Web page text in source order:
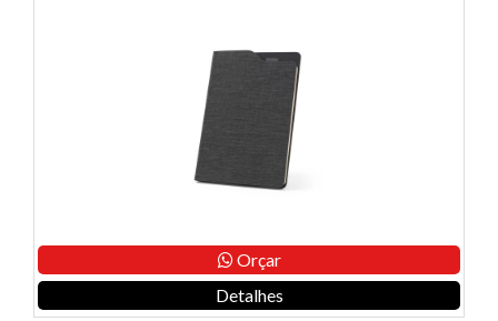
Orçar
Detalhes